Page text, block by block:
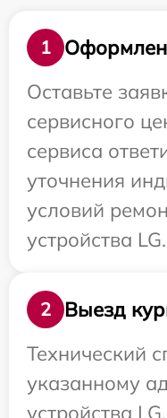
1
Оставьте
сервисного
сервиса
уточнения
условий
устройства LG.
2
Выезд
Технический
указанному
устройства